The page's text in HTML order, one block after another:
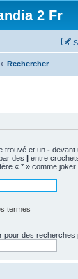
2 Fr
Rechercher
trouvé et un - devant
des | entre
« * » comme
termes
des recherches